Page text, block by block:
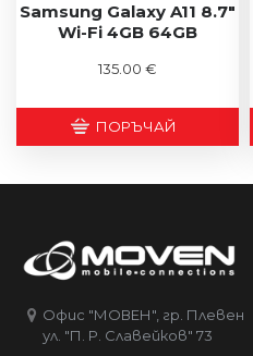
Samsung Galaxy A11 8.7"
Wi-Fi 4GB 64GB
135.00 €
ПОРЪЧАЙ
Офис "МОВЕН", гр. Плевен
ул. "П. Р. Славейков" 73